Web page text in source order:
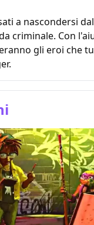
a nascondersi
criminale. Con
gli eroi che